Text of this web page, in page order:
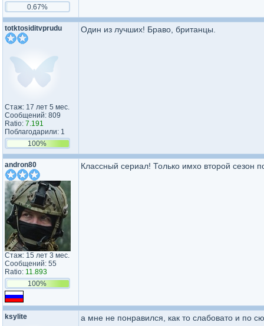
0.67%
totktosid​itvprudu​
Стаж: 17 лет 5 мес.
Сообщений: 809
Ratio: 7.191
Поблагодарили: 1
100%
Один из лучших! Браво, британцы.
andron80
Стаж: 15 лет 3 мес.
Сообщений: 55
Ratio: 11.893
100%
Классный сериал! Только имхо второй сезон
ksylite
а мне не понравился, как то слабовато и по